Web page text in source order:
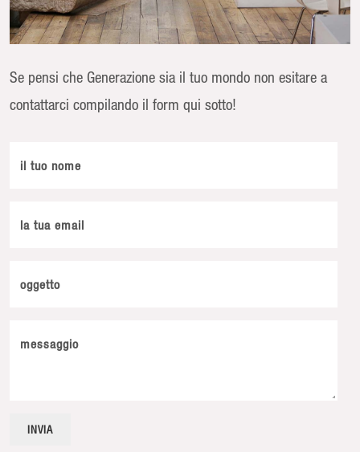
Se pensi che Generazione sia il tuo mondo non esitare a
contattarci compilando il form qui sotto!
il tuo nome
la tua email
oggetto
messaggio